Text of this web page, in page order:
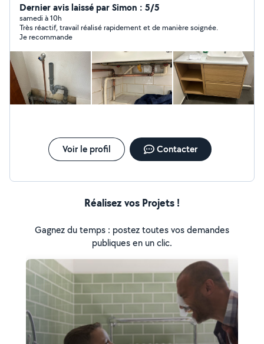
installations comme des ballons, chaudière, lavabo,
Dernier avis laissé par Simon : 5/5
samedi à 10h
Très réactif, travail réalisé rapidement et de manière soignée.
Je recommande
Voir le profil Contacter
Réalisez vos Projets !
Gagnez du temps : postez toutes vos demandes
publiques en un clic.